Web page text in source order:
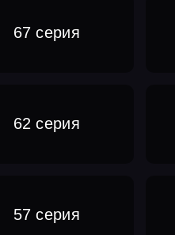
67 серия
62 серия
57 серия